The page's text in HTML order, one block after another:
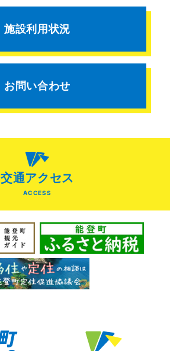
施設利用状況
お問い合わせ
交通アクセス
ACCESS